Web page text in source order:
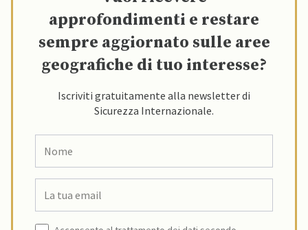
approfondimenti e restare
sempre aggiornato sulle aree
geografiche di tuo interesse?
Iscriviti gratuitamente alla newsletter di
Sicurezza Internazionale.